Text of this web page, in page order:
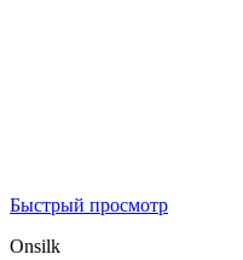
Быстрый просмотр
Onsilk